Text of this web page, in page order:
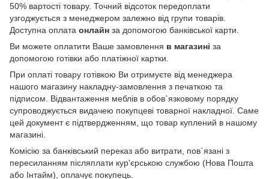
50% вартості товару. Точний відсоток передоплати
узгоджується з менеджером залежно від групи товарів.
Доступна оплата онлайн за допомогою банківської карти.
Ви можете оплатити Ваше замовлення в магазині за
допомогою готівки або платіжної картки.
При оплаті товару готівкою Ви отримуєте від менеджера
нашого магазину накладну-замовлення з печаткою та
підписом. Відвантаження меблів в обов`язковому порядку
супроводжується видачею покупцеві товарної накладної. Саме
цей документ є підтвердженням, що товар куплений в нашому
магазині.
Комісію за банківський переказ або витрати, пов`язані з
пересиланням післяплати кур'єрською службою (Нова Пошта
або Інтайм), оплачує покупець.